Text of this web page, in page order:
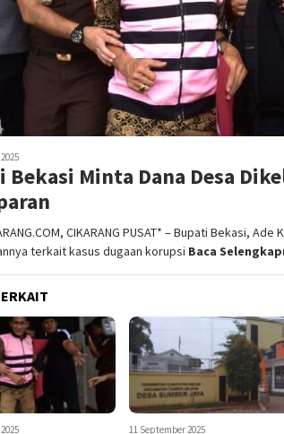
Bekasi Minta Dana Desa
CIKARANG PUSAT* – Bupati Bekasi,
terkait kasus dugaan korupsi Baca
11 September 2025